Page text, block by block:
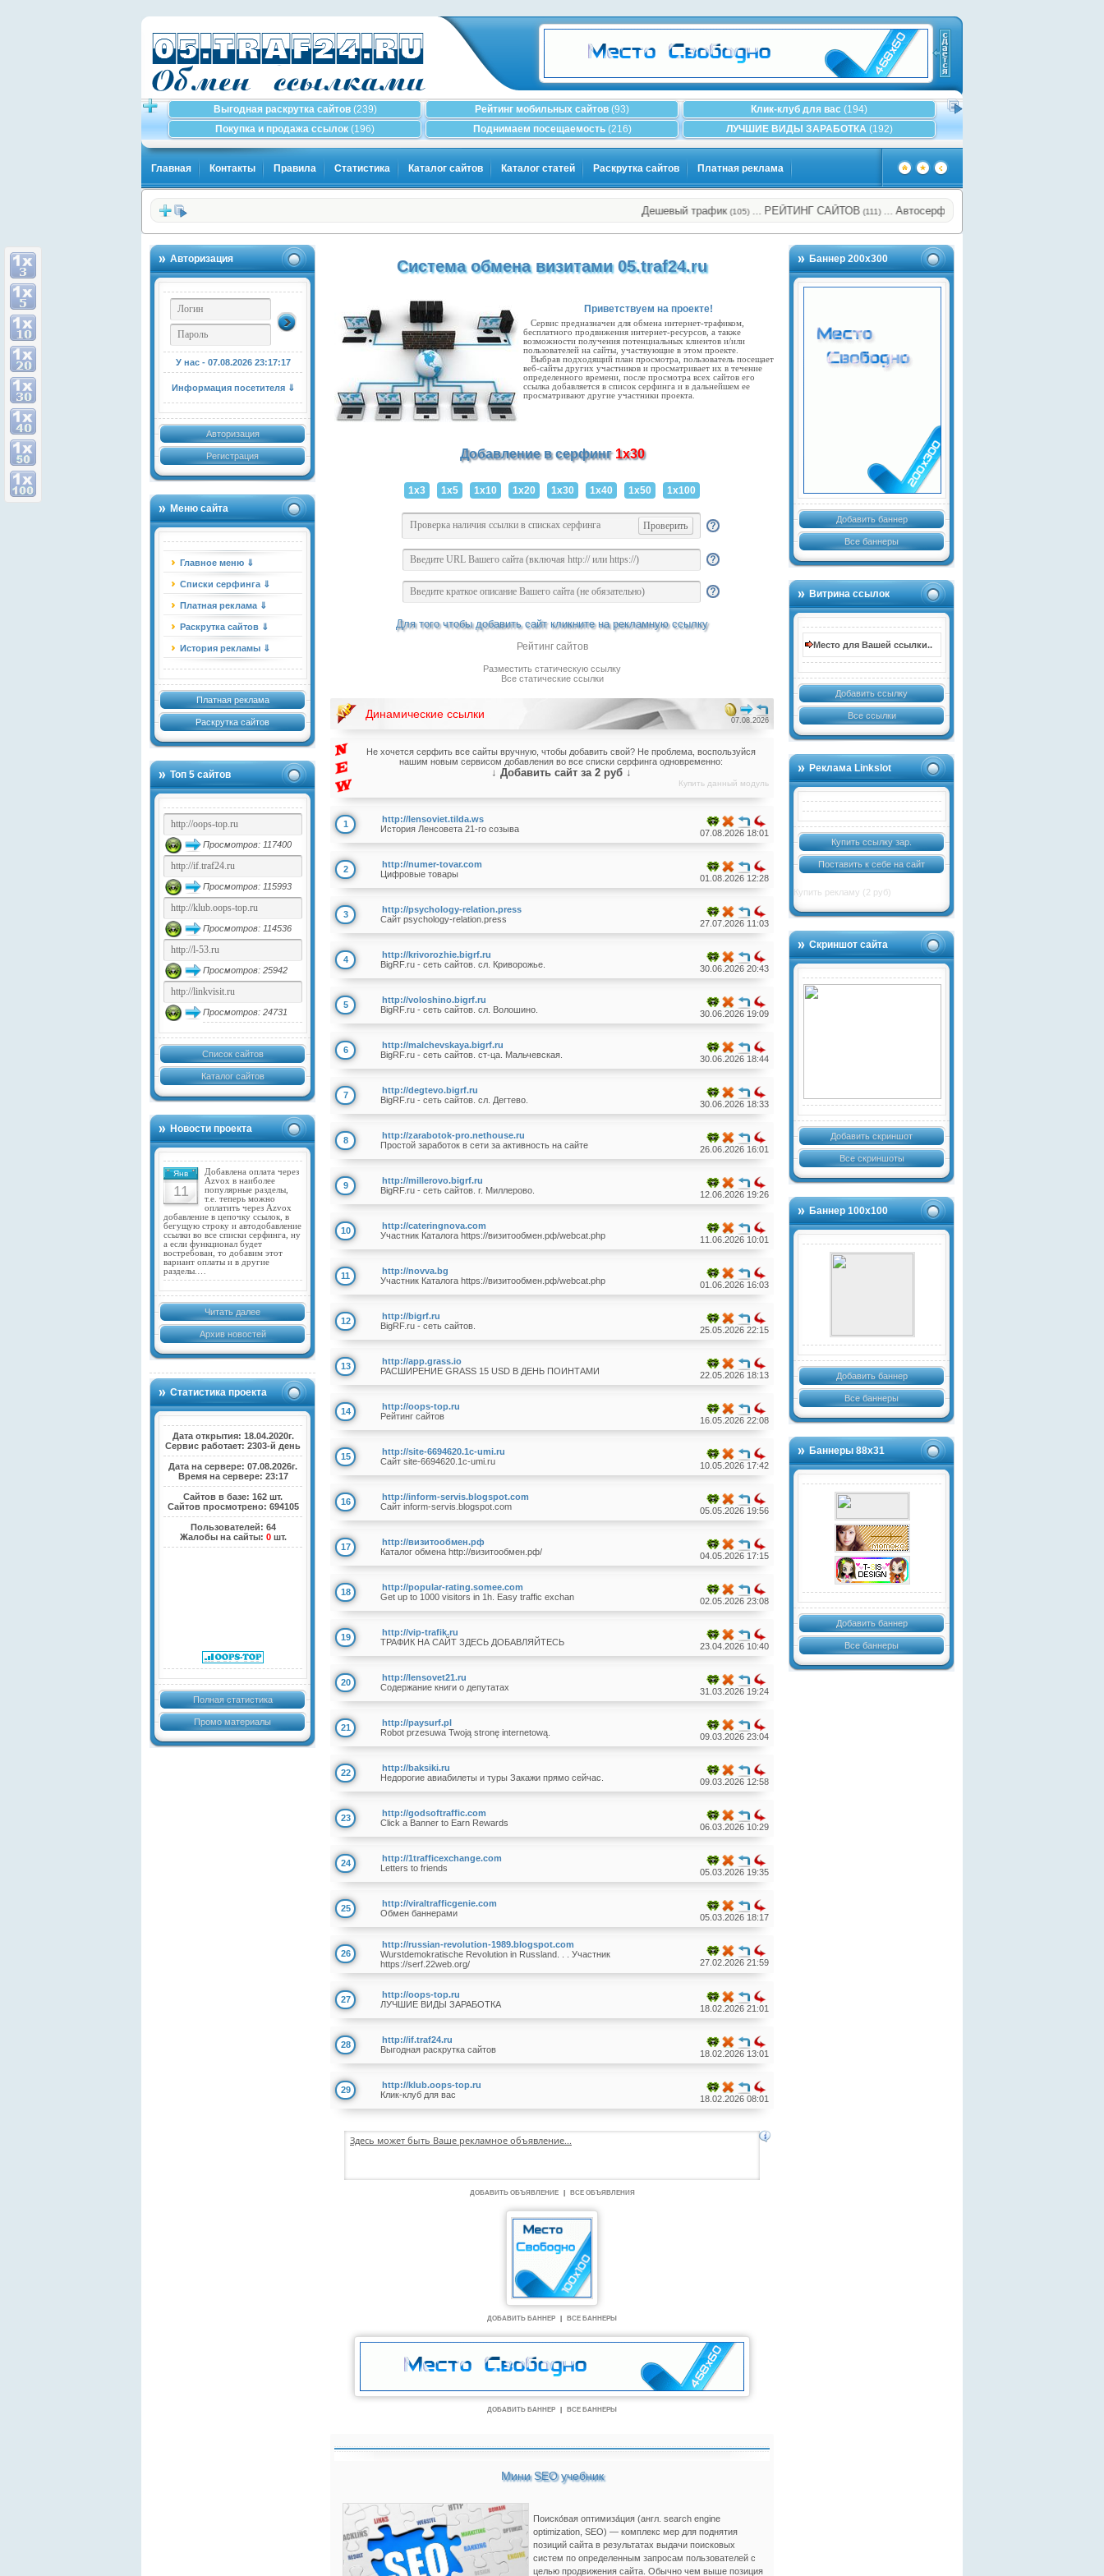
Выгодная раскрутка сайтов(239) Рейтинг мобильных сайтов (93) Клик-клуб для вас (194)
Покупка и продажа ссылок (196) Поднимаем посещаемость(216) ЛУЧШИЕ ВИДЫ ЗАРАБОТКА(192)
Главная Контакты Правила Статистика Каталог сайтов Каталог статей Раскрутка сайтов Платная реклама
Дешевый трафик(105)…РЕЙТИНГ САЙТОВ(111)…Автосерфинг с оплатой в крипте SOLANA
Авторизация
У нас - 07.08.2026 23:17:18
Информация посетителя ⇓
Авторизация
Регистрация
Меню сайта
Главное меню ⇓
Списки серфинга ⇓
Платная реклама ⇓
Раскрутка сайтов ⇓
История рекламы ⇓
Платная реклама
Раскрутка сайтов
Топ 5 сайтов
Просмотров: 117400
Просмотров: 115993
Просмотров: 114536
Просмотров: 25942
Просмотров: 24731
Список сайтов
Каталог сайтов
Новости проекта
Янв
11
Добавлена оплата через
Azvox в наиболее
популярные разделы,
т.е. теперь можно
оплатить через Azvox
добавление в цепочку ссылок, в
бегущую строку и автодобавление
ссылки во все списки серфинга, ну
а если функционал будет
востребован, то добавим этот
вариант оплаты и в другие
разделы.…
Читать далее
Архив новостей
Статистика проекта
Дата открытия: 18.04.2020г.
Сервис работает: 2303-й день
Дата на сервере: 07.08.2026г.
Время на сервере: 23:17
Сайтов в базе: 162 шт.
Сайтов просмотрено: 694105
Пользователей: 64
Жалобы на сайты: 0шт.
Полная статистика
Промо материалы
Баннер 200х300
Добавить баннер
Все баннеры
Витрина ссылок
Место для Вашей ссылки..
Добавить ссылку
Все ссылки
Реклама Linkslot
Купить ссылку зар.
Поставить к себе на сайт
Купить рекламу (2 руб)
Скриншот сайта
Добавить скриншот
Все скриншоты
Баннер 100х100
Добавить баннер
Все баннеры
Баннеры 88х31
Добавить баннер
Все баннеры
Система обмена визитами 05.traf24.ru
Приветствуем на проекте!
Сервис предназначен для обмена интернет-трафиком,
бесплатного продвижения интернет-ресурсов, а также
возможности получения потенциальных клиентов и/или
пользователей на сайты, участвующие в этом проекте.
Выбрав подходящий план просмотра, пользователь посещает
веб-сайты других участников и просматривает их в течение
определенного времени, после просмотра всех сайтов его
ссылка добавляется в список серфинга и в дальнейшем ее
просматривают другие участники проекта.
Добавление в серфинг1x30
1x3 1x5 1x10 1x20 1x30 1x40 1x50 1x100
Для того чтобы добавить сайт кликните на рекламную ссылку
Рейтинг сайтов
Разместить статическую ссылку
Все статические ссылки
Динамические ссылки 07.08.2026
Не хочется серфить все сайты вручную, чтобы добавить свой? Не проблема, воспользуйся
нашим новым сервисом добавления во все списки серфинга одновременно:
↓ Добавить сайт за 2 руб↓
Купить данный модуль
1
http://lensoviet.tilda.ws
История Ленсовета 21-го созыва
07.08.2026 18:01
2
http://numer-tovar.com
Цифровые товары
01.08.2026 12:28
3
http://psychology-relation.press
Сайт psychology-relation.press
27.07.2026 11:03
4
http://krivorozhie.bigrf.ru
BigRF.ru - сеть сайтов. сл. Криворожье.
30.06.2026 20:43
5
http://voloshino.bigrf.ru
BigRF.ru - сеть сайтов. сл. Волошино.
30.06.2026 19:09
6
http://malchevskaya.bigrf.ru
BigRF.ru - сеть сайтов. ст-ца. Мальчевская.
30.06.2026 18:44
7
http://degtevo.bigrf.ru
BigRF.ru - сеть сайтов. сл. Дегтево.
30.06.2026 18:33
8
http://zarabotok-pro.nethouse.ru
Простой заработок в сети за активность на сайте
26.06.2026 16:01
9
http://millerovo.bigrf.ru
BigRF.ru - сеть сайтов. г. Миллерово.
12.06.2026 19:26
10
http://cateringnova.com
Участник Каталога https://визитообмен.рф/webcat.php
11.06.2026 10:01
11
http://novva.bg
Участник Каталога https://визитообмен.рф/webcat.php
01.06.2026 16:03
12
http://bigrf.ru
BigRF.ru - сеть сайтов.
25.05.2026 22:15
13
http://app.grass.io
РАСШИРЕНИЕ GRASS 15 USD В ДЕНЬ ПОИНТАМИ
22.05.2026 18:13
14
http://oops-top.ru
Рейтинг сайтов
16.05.2026 22:08
15
http://site-6694620.1c-umi.ru
Сайт site-6694620.1c-umi.ru
10.05.2026 17:42
16
http://inform-servis.blogspot.com
Сайт inform-servis.blogspot.com
05.05.2026 19:56
17
http://визитообмен.рф
Каталог обмена http://визитообмен.рф/
04.05.2026 17:15
18
http://popular-rating.somee.com
Get up to 1000 visitors in 1h. Easy traffic exchan
02.05.2026 23:08
19
http://vip-trafik.ru
ТРАФИК НА САЙТ ЗДЕСЬ ДОБАВЛЯЙТЕСЬ
23.04.2026 10:40
20
http://lensovet21.ru
Содержание книги о депутатах
31.03.2026 19:24
21
http://paysurf.pl
Robot przesuwa Twoją stronę internetową.
09.03.2026 23:04
22
http://baksiki.ru
Недорогие авиабилеты и туры Закажи прямо сейчас.
09.03.2026 12:58
23
http://godsoftraffic.com
Click a Banner to Earn Rewards
06.03.2026 10:29
24
http://1trafficexchange.com
Letters to friends
05.03.2026 19:35
25
http://viraltrafficgenie.com
Обмен баннерами
05.03.2026 18:17
26
http://russian-revolution-1989.blogspot.com
Wurstdemokratische Revolution in Russland. . . Участник
https://serf.22web.org/
27.02.2026 21:59
27
http://oops-top.ru
ЛУЧШИЕ ВИДЫ ЗАРАБОТКА
18.02.2026 21:01
28
http://if.traf24.ru
Выгодная раскрутка сайтов
18.02.2026 13:01
29
http://klub.oops-top.ru
Клик-клуб для вас
18.02.2026 08:01
Здесь может быть Ваше рекламное объявление...
ДОБАВИТЬ ОБЪЯВЛЕНИЕ ВСЕ ОБЪЯВЛЕНИЯ
ДОБАВИТЬ БАННЕР ВСЕ БАННЕРЫ
ДОБАВИТЬ БАННЕР ВСЕ БАННЕРЫ
Мини SEO учебник
Поиско́вая оптимиза́ция (англ. search engine
optimization, SEO) — комплекс мер для поднятия
позиций сайта в результатах выдачи поисковых
систем по определенным запросам пользователей с
целью продвижения сайта. Обычно чем выше позиция